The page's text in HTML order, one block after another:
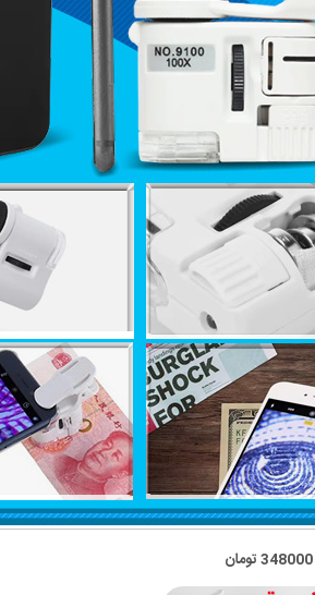
348000 تومان